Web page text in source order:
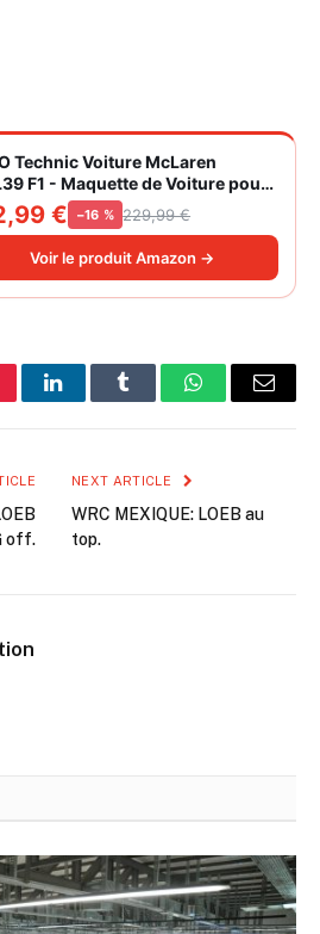
Technic Voiture McLaren
F1 - Maquette de Voiture pour
- Set de Construction Formule 1
- Moteur V6 & Différentiel -
pour Fans de Sport
42228
€ −16 % 229,99 €
Voir le produit Amazon →
LinkedInTumblr WhatsAppEmail
off.
NEXT ARTICLE
WRC MEXIQUE: LOEB au
top.